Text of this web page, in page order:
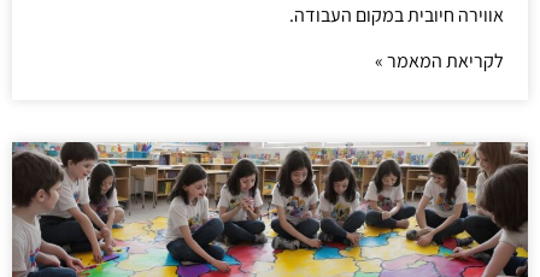
אווירה חיובית במקום העבודה.
לקריאת המאמר »